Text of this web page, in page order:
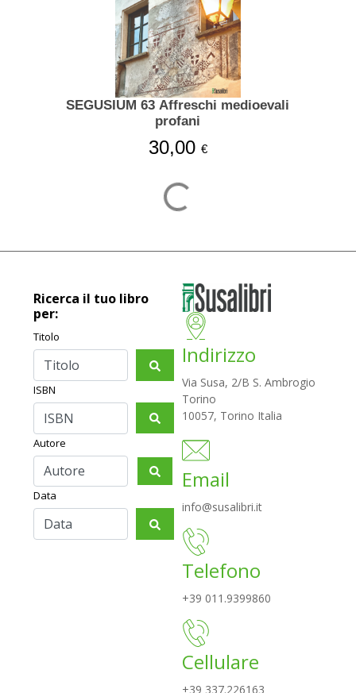
SEGUSIUM 63 Affreschi medioevali
profani
30,00 €
Maschera di Ferro
9,90€
Piemonte… i suoi castelli